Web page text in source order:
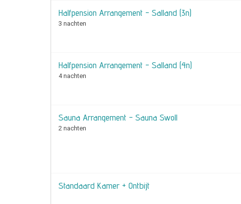
Halfpension Arrangement - Salland (3n)
3 nachten
Halfpension Arrangement - Salland (4n)
4 nachten
Sauna Arrangement - Sauna Swoll
2 nachten
Standaard Kamer + Ontbijt